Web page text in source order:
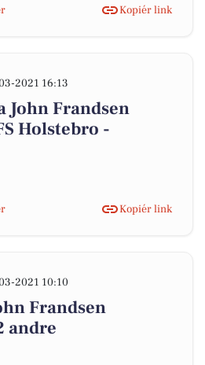
Kopiér link
2021 16:13
John Frandsen
Holstebro -
Kopiér link
2021 10:10
Frandsen
andre